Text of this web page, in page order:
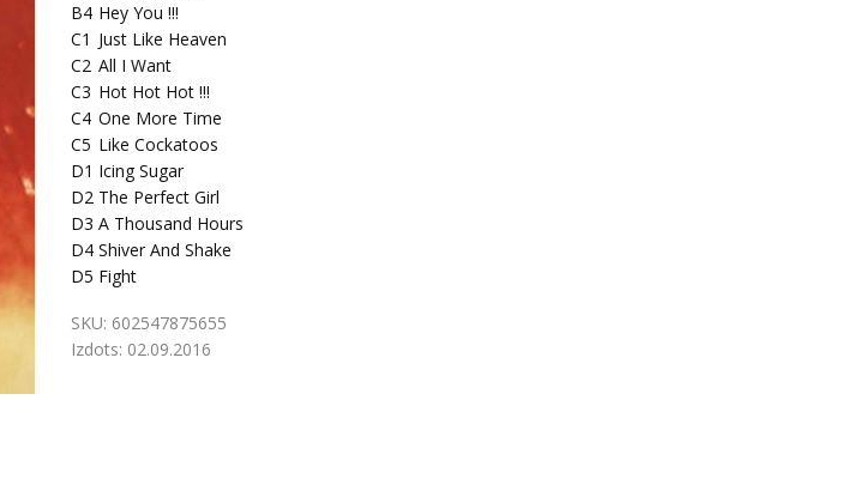
B4 Hey You !!!
C1 Just Like Heaven
C2 All I Want
C3 Hot Hot Hot !!!
C4 One More Time
C5 Like Cockatoos
D1 Icing Sugar
D2 The Perfect Girl
D3 A Thousand Hours
D4 Shiver And Shake
D5 Fight
SKU: 602547875655
Izdots: 02.09.2016